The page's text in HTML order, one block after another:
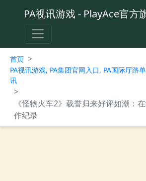
PA视讯游戏 - PlayAce官方
首页 >
PA视讯游戏, PA集团官网入口, PA国际厅路
讯
>
《怪物火车2》载誉归来好评如潮：
作纪录